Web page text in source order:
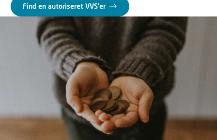
Find en autoriseret VVS’er